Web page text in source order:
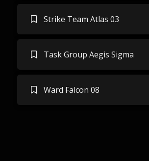
Strike Team Atlas 03
Task Group Aegis Sigma
Ward Falcon 08